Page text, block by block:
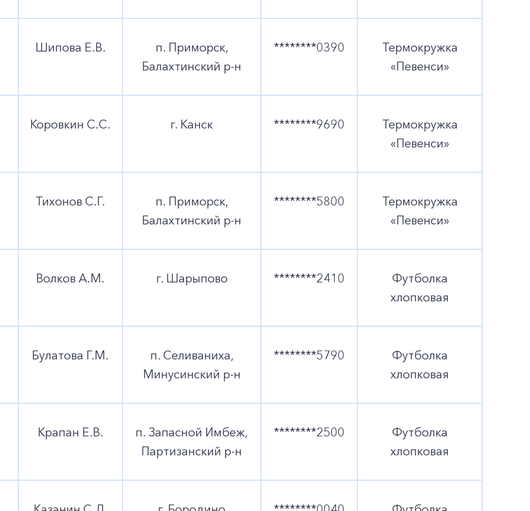
Шипова Е.В.
п. Приморск,
Балахтинский р-н
********0390
Термокружка
«Певенси»
Коровкин С.С. г. Канск ********9690
Термокружка
«Певенси»
Тихонов С.Г.
п. Приморск,
Балахтинский р-н
********5800
Термокружка
«Певенси»
Волков А.М. г. Шарыпово ********2410
Футболка
хлопковая
Булатова Г.М.
п. Селиваниха,
Минусинский р-н
********5790
Футболка
хлопковая
Крапан Е.В.
п. Запасной Имбеж,
Партизанский р-н
********2500
Футболка
хлопковая